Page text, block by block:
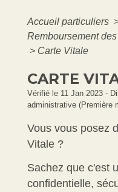
Accueil particuliers
Remboursement
> Carte Vitale
CARTE
Vérifié le 11 Jan 2023 -
administrative (Première
Vous vous posez
Vitale ?
Sachez que c'est
confidentielle,